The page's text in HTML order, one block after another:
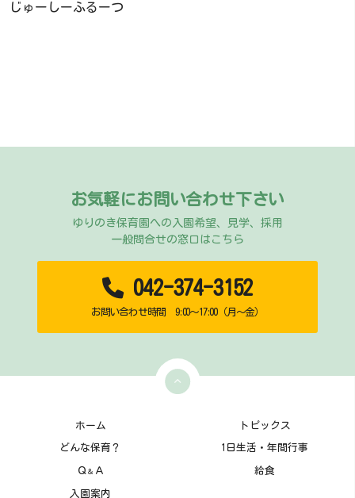
じゅーしーふるーつ
お気軽にお問い合わせ下さい
ゆりのき保育園への入園希望、見学、採用
一般問合せの窓口はこちら
042-374-3152
お問い合わせ時間 9:00～17:00（月～金）
ホーム トピックス
どんな保育？ 1日生活・年間行事
Ｑ ＆ Ａ 給食
入園案内